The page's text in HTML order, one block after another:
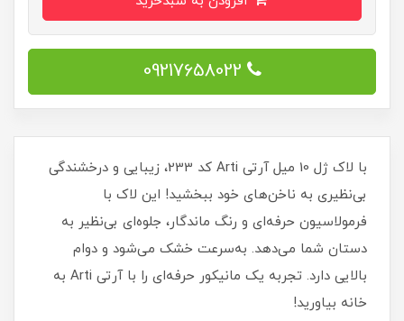
09217658022
با لاک ژل 10 میل آرتی Arti کد 233، زیبایی و درخشندگی
بی‌نظیری به ناخن‌های خود ببخشید! این لاک با
فرمولاسیون حرفه‌ای و رنگ ماندگار، جلوه‌ای بی‌نظیر به
دستان شما می‌دهد. به‌سرعت خشک می‌شود و دوام
بالایی دارد. تجربه‌ یک مانیکور حرفه‌ای را با آرتی Arti به
خانه بیاورید!